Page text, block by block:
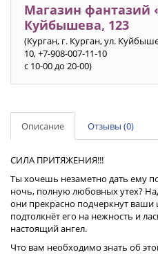
Магазин фантазий
Куйбышева, 123
(Курган, г. Курган, ул.
10, +7-908-007-11-10
с 10-00 до 20-00)
Описание Отзывы (0)
СИЛА ПРИТЯЖЕНИЯ!!!
Ты хочешь незаметно дать ему
ночь, полную любовных утех?
они прекрасно подчеркнут ваши
подтолкнёт его на нежность и
настоящий ангел.
Что вам необходимо знать об